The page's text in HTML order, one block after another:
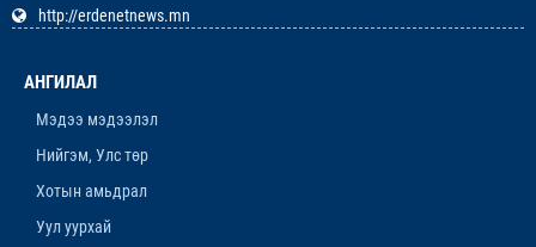
http://erdenetnews.mn
АНГИЛАЛ
Мэдээ мэдээлэл
Нийгэм, Улс төр
Хотын амьдрал
Уул уурхай